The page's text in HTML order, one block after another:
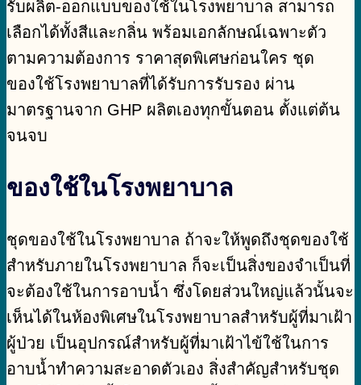
รับผลิต-ออกแบบของใช้ในโรงพยาบาล สามารถ
เลือกได้ทั้งสีและกลิ่น พร้อมเอกลักษณ์เฉพาะตัว
ตามความต้องการ ราคาสุดพิเศษก่อนใคร ชุด
ของใช้โรงพยาบาลที่ได้รับการรับรอง ผ่าน
มาตรฐานจาก GHP ผลิตเองทุกขั้นตอน ตั้งแต่ต้น
จนจบ
ของใช้ในโรงพยาบาล
ชุดของใช้ในโรงพยาบาล ถ้าจะให้พูดถึงชุดของใช้
สำหรับภายในโรงพยาบาล ก็จะเป็นสิ่งของจำเป็นที่
จะต้องใช้ในการอาบน้ำ ซึ่งโดยส่วนใหญ่แล้วนั้นจะ
เห็นได้ในห้องพิเศษในโรงพยาบาลสำหรับผู้ที่มาเฝ้า
ผู้ป่วย เป็นอุปกรณ์สำหรับผู้ที่มาเฝ้าไข้ใช้ในการ
อาบน้ำทำความสะอาดตัวเอง สิ่งสำคัญสำหรับชุด